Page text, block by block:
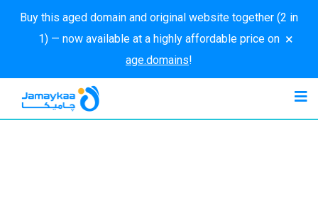
Buy this aged domain and original website together (2 in
1) — now available at a highly affordable price on
age.domains!
×